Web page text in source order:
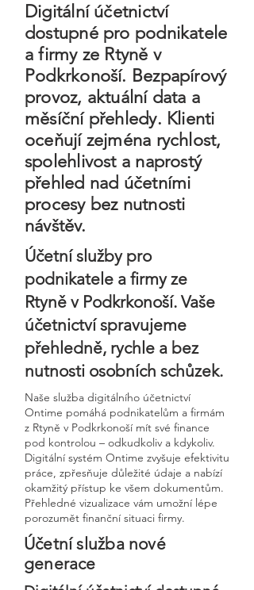
Digitální účetnictví
dostupné pro podnikatele
a firmy ze Rtyně v
Podkrkonoší. Bezpapírový
provoz, aktuální data a
měsíční přehledy. Klienti
oceňují zejména rychlost,
spolehlivost a naprostý
přehled nad účetními
procesy bez nutnosti
návštěv.
Účetní služby pro
podnikatele a firmy ze
Rtyně v Podkrkonoší. Vaše
účetnictví spravujeme
přehledně, rychle a bez
nutnosti osobních schůzek.
Naše služba digitálního účetnictví
Ontime pomáhá podnikatelům a firmám
z Rtyně v Podkrkonoší mít své finance
pod kontrolou – odkudkoliv a kdykoliv.
Digitální systém Ontime zvyšuje efektivitu
práce, zpřesňuje důležité údaje a nabízí
okamžitý přístup ke všem dokumentům.
Přehledné vizualizace vám umožní lépe
porozumět finanční situaci firmy.
Účetní služba nové
generace